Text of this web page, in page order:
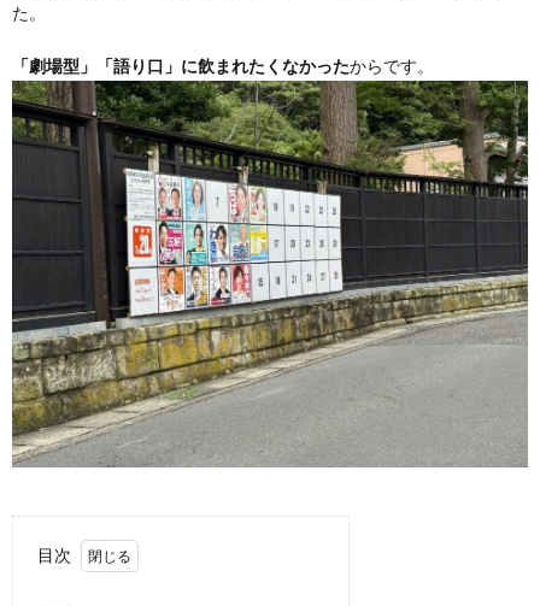
た。
「劇場型」「語り口」に飲まれたくなかったからです。
目次